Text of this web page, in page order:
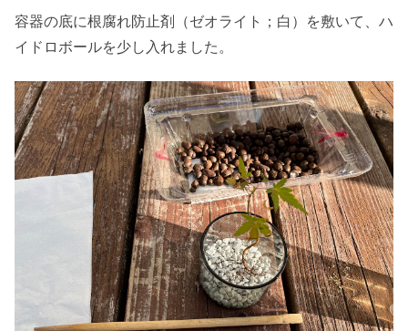
容器の底に根腐れ防止剤（ゼオライト；白）を敷いて、ハ
イドロボールを少し入れました。